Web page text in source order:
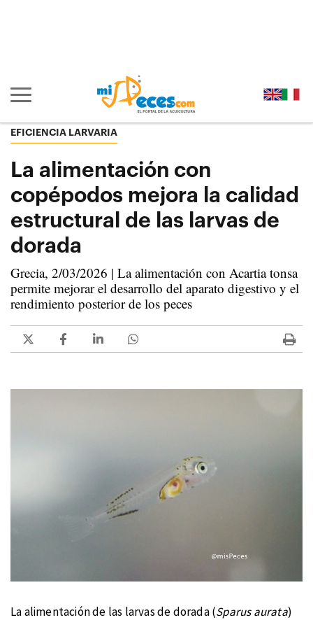
Mostrar/ocultar navegación principal
EFICIENCIA LARVARIA
La alimentación con
copépodos mejora la calidad
estructural de las larvas de
dorada
Grecia, 2/03/2026 | La alimentación con Acartia tonsa
permite mejorar el desarrollo del aparato digestivo y el
rendimiento posterior de los peces
La alimentación de las larvas de dorada (Sparus aurata)